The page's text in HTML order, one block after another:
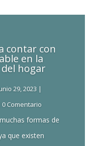
contar con
en la
hogar
29, 2023 |
0 Comentario
formas de
que existen